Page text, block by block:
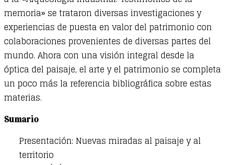
memoria» se trataron diversas investigaciones y
experiencias de puesta en valor del patrimonio con
colaboraciones provenientes de diversas partes del
mundo. Ahora con una visión integral desde la
óptica del paisaje, el arte y el patrimonio se completa
un poco más la referencia bibliográfica sobre estas
materias.
Sumario
Presentación: Nuevas miradas al paisaje y al
territorio